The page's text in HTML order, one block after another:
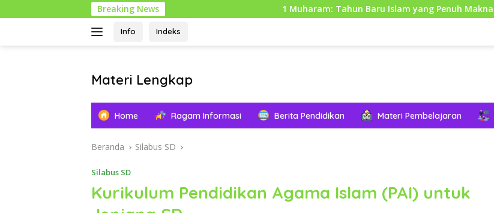
ke
Breaking News 1 Muharam: Tahun Baru Islam yang Penuh Makna dan Hikmah
Info Indeks
Materi Lengkap
Pendidikan
Lengkap
Home Ragam Informasi Berita Pendidikan Materi Pembelajaran
Beranda Silabus SD
Silabus SD
Kurikulum Pendidikan Agama Islam (PAI) untuk